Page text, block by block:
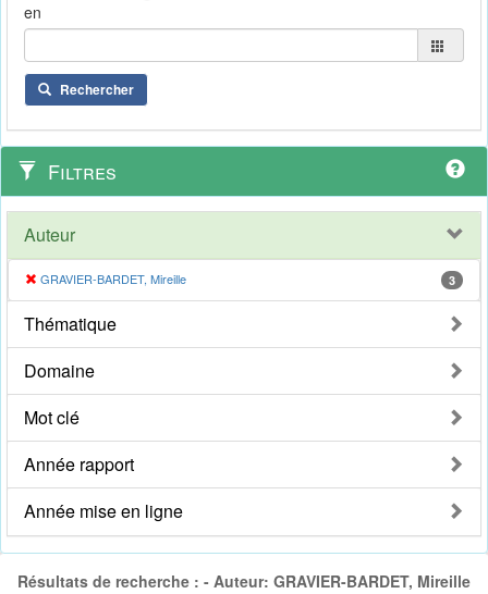
en
Rechercher
Filtres
Auteur
GRAVIER-BARDET, Mireille 3
Thématique
Domaine
Mot clé
Année rapport
Année mise en ligne
Résultats de recherche : - Auteur: GRAVIER-BARDET, Mireille